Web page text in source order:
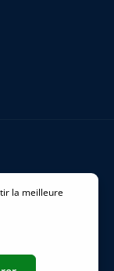
la meilleure